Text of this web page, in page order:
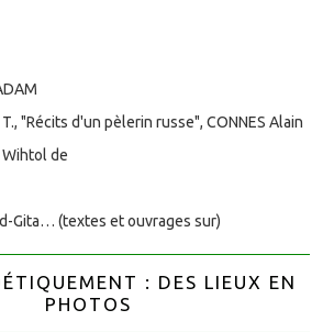
"Récits d'un pèlerin russe", CONNES Alain
Wihtol de
Gita… (textes et ouvrages sur)
: DES LIEUX EN
PHOTOS